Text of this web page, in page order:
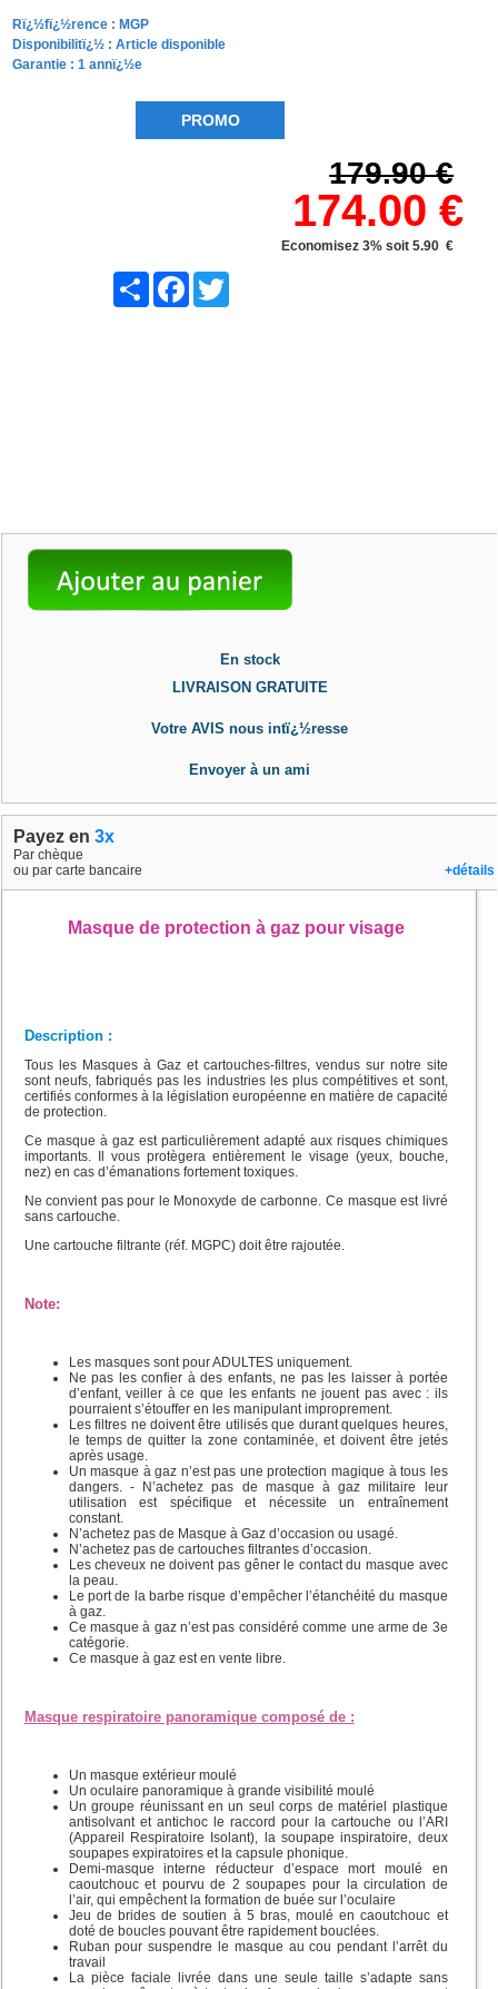
Rï¿½fï¿½rence : MGP
Disponibilitï¿½ : Article disponible
Garantie : 1 annï¿½e
PROMO
179.90 €
174.00 €
Economisez 3% soit 5.90 €
Share Facebook
En stock
LIVRAISON GRATUITE
Votre AVIS nous intï¿½resse
Envoyer à un ami
Payez en 3x
Par chèque
ou par carte bancaire
+détails
Masque de protection à gaz pour visage
Description :
Tous les Masques à Gaz et cartouches-filtres, vendus sur notre site
sont neufs, fabriqués pas les industries les plus compétitives et sont,
certifiés conformes à la législation européenne en matière de capacité
de protection.
Ce masque à gaz est particulièrement adapté aux risques chimiques
importants. Il vous protègera entièrement le visage (yeux, bouche,
nez) en cas d’émanations fortement toxiques.
Ne convient pas pour le Monoxyde de carbonne. Ce masque est livré
sans cartouche.
Une cartouche filtrante (réf. MGPC) doit être rajoutée.
Note:
Les masques sont pour ADULTES uniquement.
Ne pas les confier à des enfants, ne pas les laisser à portée
d’enfant, veiller à ce que les enfants ne jouent pas avec : ils
pourraient s’étouffer en les manipulant improprement.
Les filtres ne doivent être utilisés que durant quelques heures,
le temps de quitter la zone contaminée, et doivent être jetés
après usage.
Un masque à gaz n’est pas une protection magique à tous les
dangers. - N’achetez pas de masque à gaz militaire leur
utilisation est spécifique et nécessite un entraînement
constant.
N’achetez pas de Masque à Gaz d’occasion ou usagé.
N’achetez pas de cartouches filtrantes d’occasion.
Les cheveux ne doivent pas gêner le contact du masque avec
la peau.
Le port de la barbe risque d’empêcher l’étanchéité du masque
à gaz.
Ce masque à gaz n’est pas considéré comme une arme de 3e
catégorie.
Ce masque à gaz est en vente libre.
Masque respiratoire panoramique composé de :
Un masque extérieur moulé
Un oculaire panoramique à grande visibilité moulé
Un groupe réunissant en un seul corps de matériel plastique
antisolvant et antichoc le raccord pour la cartouche ou l’ARI
(Appareil Respiratoire Isolant), la soupape inspiratoire, deux
soupapes expiratoires et la capsule phonique.
Demi-masque interne réducteur d’espace mort moulé en
caoutchouc et pourvu de 2 soupapes pour la circulation de
l’air, qui empêchent la formation de buée sur l’oculaire
Jeu de brides de soutien à 5 bras, moulé en caoutchouc et
doté de boucles pouvant être rapidement bouclées.
Ruban pour suspendre le masque au cou pendant l’arrêt du
travail
La pièce faciale livrée dans une seule taille s’adapte sans